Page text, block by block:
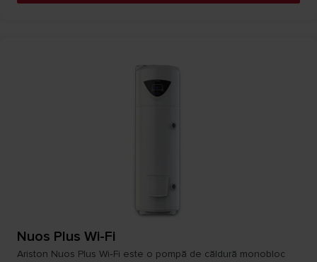
Nuos Plus Wi-Fi
Ariston Nuos Plus Wi‑Fi este o pompă de căldură monobloc